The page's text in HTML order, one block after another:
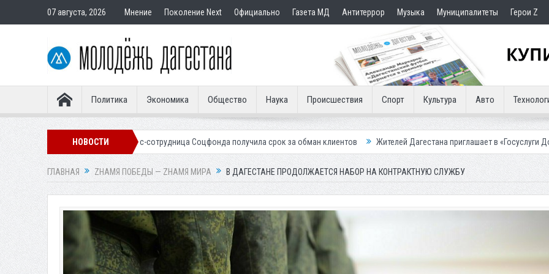
07 августа, 2026 Мнение Поколение Next Официально Газета МД Антитеррор Музыка Муниципалитеты Герои Z
Политика Экономика Общество Наука Происшествия Спорт Культура Авто
НОВОСТИ
Экс-сотрудница Соцфонда получила срок за обман клиентов Жителей Дагестана приглашает в «Госуслуги Дом» Приставы
ГЛАВНАЯ ZНАМЯ ПОБЕДЫ — ZНАМЯ МИРА В ДАГЕСТАНЕ ПРОДОЛЖАЕТСЯ НАБОР НА КОНТРАКТНУЮ СЛУЖБУ